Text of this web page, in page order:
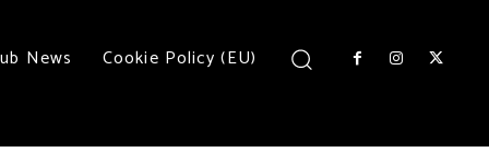
News Cookie Policy (EU)